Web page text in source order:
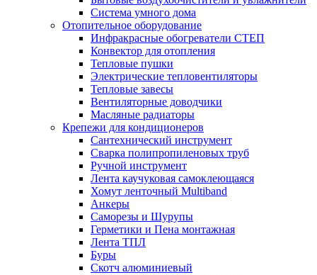
Система умного дома
Отопительное оборудование
Инфракрасные обогреватели СТЕП
Конвектор для отопления
Тепловые пушки
Электрические тепловентиляторы
Тепловые завесы
Вентиляторные доводчики
Масляные радиаторы
Крепежи для кондиционеров
Сантехнический инструмент
Сварка полипропиленовых труб
Ручной инструмент
Лента каучуковая самоклеющаяся
Хомут ленточный Multiband
Анкеры
Саморезы и Шурупы
Герметики и Пена монтажная
Лента ТПЛ
Буры
Скотч алюминиевый